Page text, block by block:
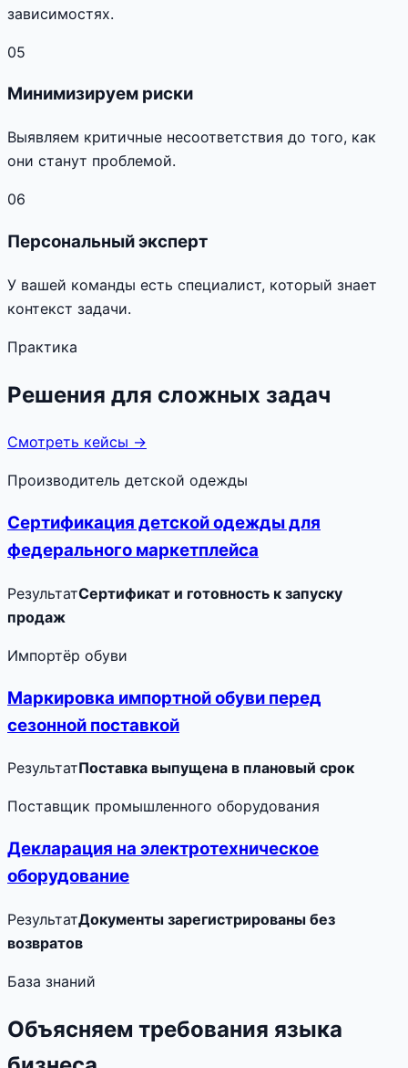
зависимостях.
05
Минимизируем риски
Выявляем критичные несоответствия до того, как
они станут проблемой.
06
Персональный эксперт
У вашей команды есть специалист, который знает
контекст задачи.
Практика
Решения для сложных задач
Смотреть кейсы →
Производитель детской одежды
Сертификация детской одежды для
федерального маркетплейса
РезультатСертификат и готовность к запуску
продаж
Импортёр обуви
Маркировка импортной обуви перед
сезонной поставкой
РезультатПоставка выпущена в плановый срок
Поставщик промышленного оборудования
Декларация на электротехническое
оборудование
РезультатДокументы зарегистрированы без
возвратов
База знаний
Объясняем требования языка